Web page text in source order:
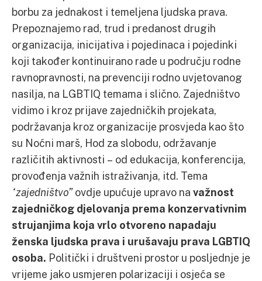
borbu za jednakost i temeljena ljudska prava.
Prepoznajemo rad, trud i predanost drugih
organizacija, inicijativa i pojedinaca i pojedinki
koji također kontinuirano rade u području rodne
ravnopravnosti, na prevenciji rodno uvjetovanog
nasilja, na LGBTIQ temama i slično. Zajedništvo
vidimo i kroz prijave zajedničkih projekata,
podržavanja kroz organizacije prosvjeda kao što
su Noćni marš, Hod za slobodu, održavanje
različitih aktivnosti – od edukacija, konferencija,
provođenja važnih istraživanja, itd. Tema
“zajedništvo”ovdje upućuje upravo na važnost
zajedničkog djelovanja prema konzervativnim
strujanjima koja vrlo otvoreno napadaju
ženska ljudska prava i urušavaju prava LGBTIQ
osoba. Politički i društveni prostor u posljednje je
vrijeme jako usmjeren polarizaciji i osjeća se